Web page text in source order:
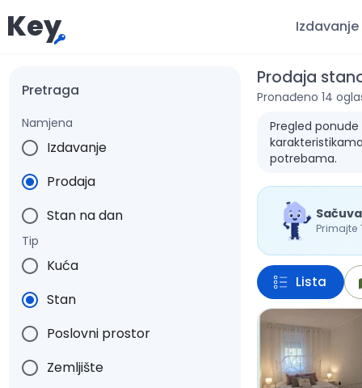
Key Izdavanje
Pretraga
Namjena
Izdavanje
Prodaja
Stan na dan
Tip
Kuća
Stan
Poslovni prostor
Zemljište
Prodaja
Pronađeno 14
Pregled
potrebama.
Lista